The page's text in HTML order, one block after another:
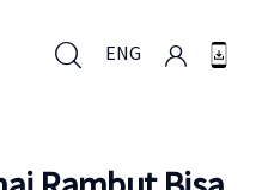
ENG
ENG